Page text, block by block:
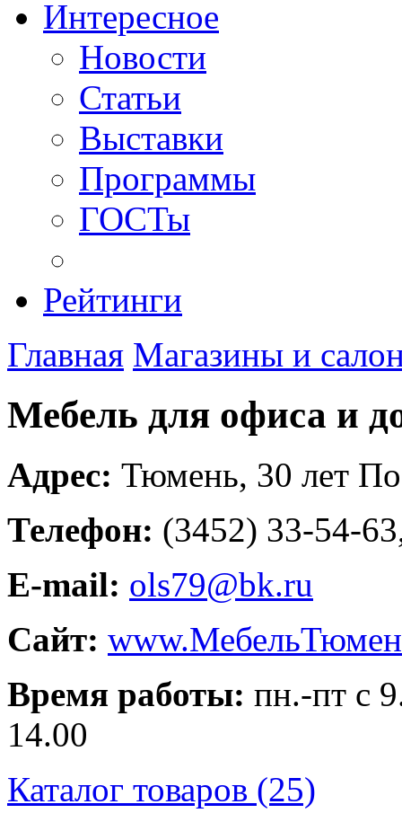
Интересное
Новости
Статьи
Выставки
Программы
ГОСТы
Рейтинги
Главная Магазины и
Мебель для офиса и
Адрес: Тюмень, 30 лет
Телефон: (3452) 33-54-
E-mail: ols79@bk.ru
Сайт:
Время работы: пн.-пт с
14.00
Каталог товаров (25)